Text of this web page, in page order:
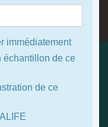
immédiatement
échantillon de ce
de ce